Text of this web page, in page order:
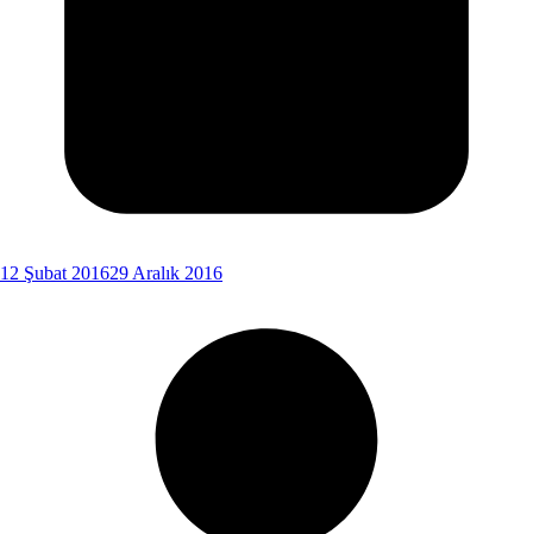
12 Şubat 201629 Aralık 2016